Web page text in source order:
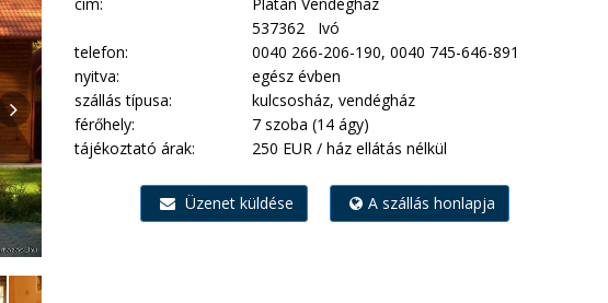
537362 Ivó
telefon:
0040 266-206-190, 0040 745-646-891
nyitva:
egész évben
szállás típusa:
kulcsosház, vendégház
férőhely:
7 szoba (14 ágy)
tájékoztató árak:
250 EUR / ház ellátás nélkül
Üzenet küldése A szállás honlapja